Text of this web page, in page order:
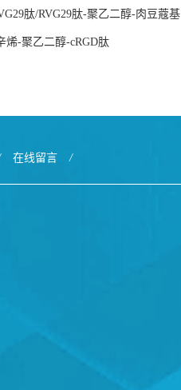
肽/RVG29肽-聚乙二醇-肉豆蔻基
烯-聚乙二醇-cRGD肽
在线留言 /